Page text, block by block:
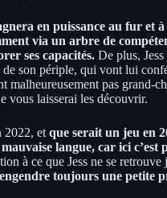
en puissance au fur et
via un arbre de
ses capacités. De plus,
de son périple, qui vont lui
malheureusement pas grand-
vous laisserai les découvrir.
2022, et que serait un jeu en
langue, car ici c’est
à ce que Jess ne se retrouve
toujours une petite